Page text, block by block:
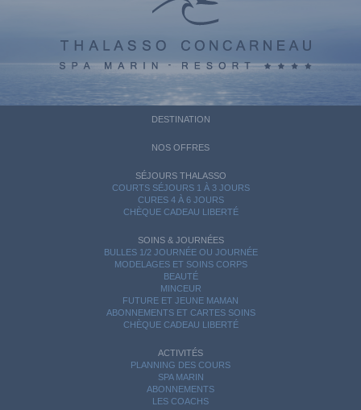
DESTINATION
NOS OFFRES
SÉJOURS THALASSO
COURTS SÉJOURS 1 À 3 JOURS
CURES 4 À 6 JOURS
CHÈQUE CADEAU LIBERTÉ
SOINS & JOURNÉES
BULLES 1/2 JOURNÉE OU JOURNÉE
MODELAGES ET SOINS CORPS
BEAUTÉ
MINCEUR
FUTURE ET JEUNE MAMAN
ABONNEMENTS ET CARTES SOINS
CHÈQUE CADEAU LIBERTÉ
ACTIVITÉS
PLANNING DES COURS
SPA MARIN
ABONNEMENTS
LES COACHS